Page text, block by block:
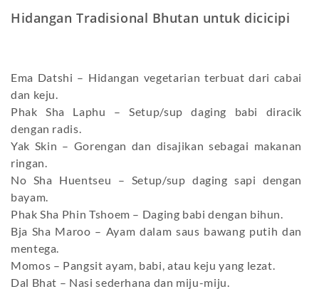
Hidangan Tradisional Bhutan untuk dicicipi
Ema Datshi – Hidangan vegetarian terbuat dari cabai
dan keju.
Phak Sha Laphu – Setup/sup daging babi diracik
dengan radis.
Yak Skin – Gorengan dan disajikan sebagai makanan
ringan.
No Sha Huentseu – Setup/sup daging sapi dengan
bayam.
Phak Sha Phin Tshoem – Daging babi dengan bihun.
Bja Sha Maroo – Ayam dalam saus bawang putih dan
mentega.
Momos – Pangsit ayam, babi, atau keju yang lezat.
Dal Bhat – Nasi sederhana dan miju-miju.